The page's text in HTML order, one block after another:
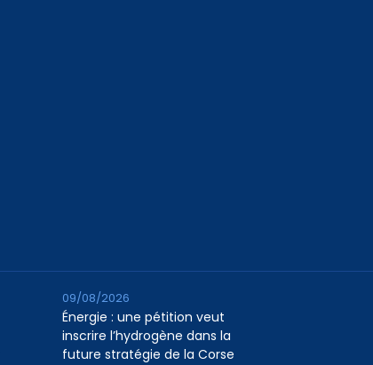
Énergie : une pétition veut
inscrire l’hydrogène dans la
future stratégie de la Corse
09/08/2026